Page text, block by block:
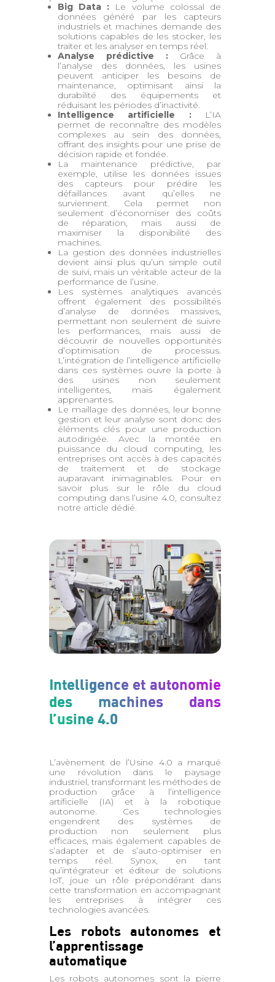
Big Data : Le volume colossal de
données généré par les capteurs
industriels et machines demande des
solutions capables de les stocker, les
traiter et les analyser en temps réel.
Analyse prédictive :Grâce à
l’analyse des données, les usines
peuvent anticiper les besoins de
maintenance, optimisant ainsi la
durabilité des équipements et
réduisant les périodes d’inactivité.
Intelligence artificielle :L’IA
permet de reconnaître des modèles
complexes au sein des données,
offrant des insights pour une prise de
décision rapide et fondée.
La maintenance prédictive, par
exemple, utilise les données issues
des capteurs pour prédire les
défaillances avant qu’elles ne
surviennent. Cela permet non
seulement d’économiser des coûts
de réparation, mais aussi de
maximiser la disponibilité des
machines.
La gestion des données industrielles
devient ainsi plus qu’un simple outil
de suivi, mais un véritable acteur de la
performance de l’usine.
Les systèmes analytiques avancés
offrent également des possibilités
d’analyse de données massives,
permettant non seulement de suivre
les performances, mais aussi de
découvrir de nouvelles opportunités
d’optimisation de processus.
L’intégration de l’intelligence artificielle
dans ces systèmes ouvre la porte à
des usines non seulement
intelligentes, mais également
apprenantes.
Le maillage des données, leur bonne
gestion et leur analyse sont donc des
éléments clés pour une production
autodirigée. Avec la montée en
puissance du cloud computing, les
entreprises ont accès à des capacités
de traitement et de stockage
auparavant inimaginables. Pour en
savoir plus sur le rôle du cloud
computing dans l’usine 4.0, consultez
notre article dédié.
Intelligence et autonomie
des machines dans
l’usine 4.0
L’avènement de l’Usine 4.0 a marqué
une révolution dans le paysage
industriel, transformant les méthodes de
production grâce à l’intelligence
artificielle (IA) et à la robotique
autonome. Ces technologies
engendrent des systèmes de
production non seulement plus
efficaces, mais également capables de
s’adapter et de s’auto-optimiser en
temps réel. Synox, en tant
qu’intégrateur et éditeur de solutions
IoT, joue un rôle prépondérant dans
cette transformation en accompagnant
les entreprises à intégrer ces
technologies avancées.
Les robots autonomes et
l’apprentissage
automatique
Les robots autonomes sont la pierre